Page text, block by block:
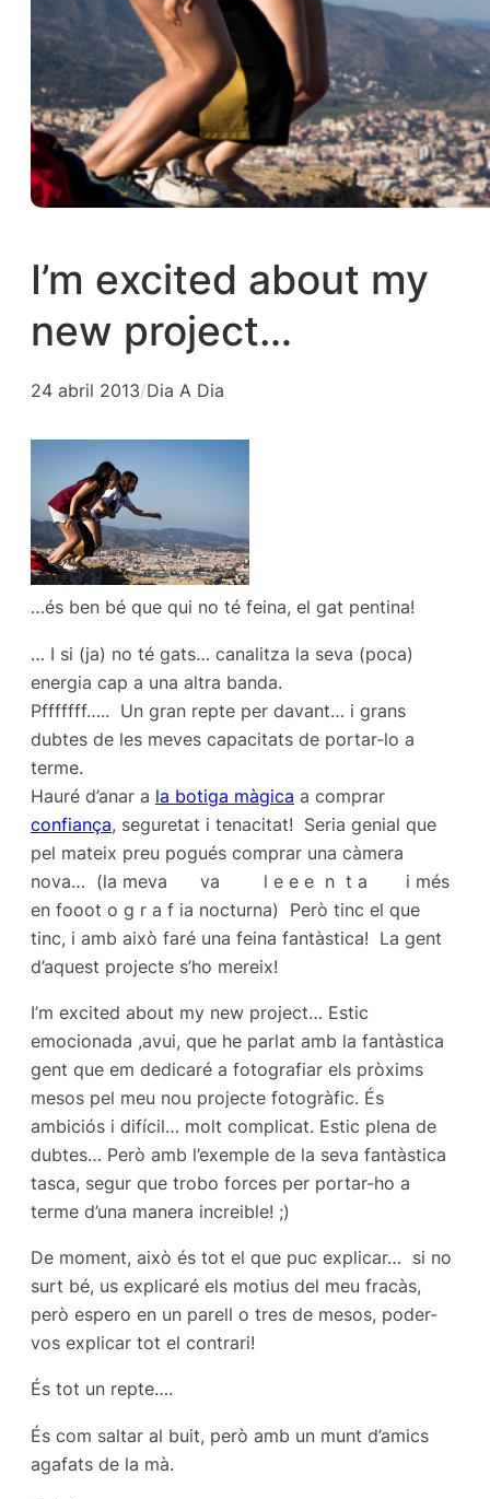
I’m excited about my
new project…
24 abril 2013/Dia A Dia
…és ben bé que qui no té feina, el gat pentina!
… I si (ja) no té gats… canalitza la seva (poca)
energia cap a una altra banda.
Pfffffff….. Un gran repte per davant… i grans
dubtes de les meves capacitats de portar-lo a
terme.
Hauré d’anar a la botiga màgica a comprar
confiança, seguretat i tenacitat! Seria genial que
pel mateix preu pogués comprar una càmera
nova… (la meva va l e e e n t a i més
en fooot o g r a f ia nocturna) Però tinc el que
tinc, i amb això faré una feina fantàstica! La gent
d’aquest projecte s’ho mereix!
I’m excited about my new project… Estic
emocionada ,avui, que he parlat amb la fantàstica
gent que em dedicaré a fotografiar els pròxims
mesos pel meu nou projecte fotogràfic. És
ambiciós i difícil… molt complicat. Estic plena de
dubtes… Però amb l’exemple de la seva fantàstica
tasca, segur que trobo forces per portar-ho a
terme d’una manera increible! ;)
De moment, això és tot el que puc explicar… si no
surt bé, us explicaré els motius del meu fracàs,
però espero en un parell o tres de mesos, poder-
vos explicar tot el contrari!
És tot un repte….
És com saltar al buit, però amb un munt d’amics
agafats de la mà.